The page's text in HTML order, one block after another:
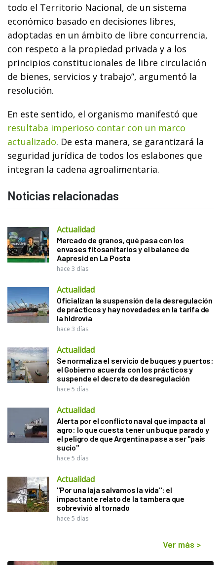
todo el Territorio Nacional, de un sistema
económico basado en decisiones libres,
adoptadas en un ámbito de libre concurrencia,
con respeto a la propiedad privada y a los
principios constitucionales de libre circulación
de bienes, servicios y trabajo”, argumentó la
resolución.
En este sentido, el organismo manifestó que
resultaba imperioso contar con un marco
actualizado. De esta manera, se garantizará la
seguridad jurídica de todos los eslabones que
integran la cadena agroalimentaria.
Noticias relacionadas
Actualidad
Mercado de granos, qué pasa con los
envases fitosanitarios y el balance de
Aapresid en La Posta
hace 3 días
Actualidad
Oficializan la suspensión de la desregulación
de prácticos y hay novedades en la tarifa de
la hidrovía
hace 3 días
Actualidad
Se normaliza el servicio de buques y puertos:
el Gobierno acuerda con los prácticos y
suspende el decreto de desregulación
hace 5 días
Actualidad
Alerta por el conflicto naval que impacta al
agro: lo que cuesta tener un buque parado y
el peligro de que Argentina pase a ser "país
sucio"
hace 5 días
Actualidad
"Por una laja salvamos la vida": el
impactante relato de la tambera que
sobrevivió al tornado
hace 5 días
Ver más >